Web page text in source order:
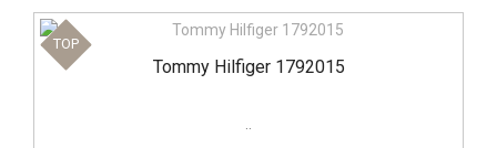
TOP
Tommy Hilfiger 1792015